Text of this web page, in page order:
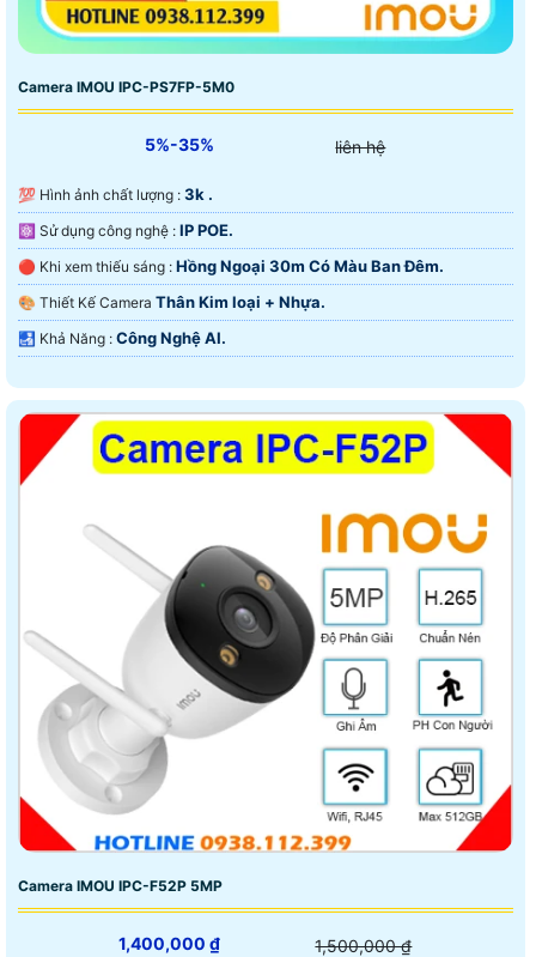
Camera IMOU IPC-PS7FP-5M0
5%-35% liên hệ
💯 Hình ảnh chất lượng : 3k .
⚛️ Sử dụng công nghệ : IP POE.
🔴 Khi xem thiếu sáng : Hồng Ngoại 30m Có Màu Ban Ðêm.
🎨 Thiết Kế Camera Thân Kim loại + Nhựa.
️🛃 Khả Năng : Công Nghệ AI.
Camera IMOU IPC-F52P 5MP
1,400,000 ₫ 1,500,000 ₫